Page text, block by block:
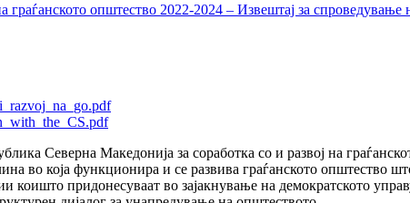
граѓанското општество 2022-2024 – Извештај за спроведување
Северна Македонија за соработка со и развој на
во која функционира и се развива граѓанското општество
коишто придонесуваат во зајакнување на демократското